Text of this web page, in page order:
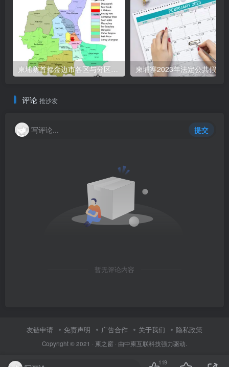
柬埔寨2023年法定公共假期
评论 抢沙发
写评论... 提交
暂无评论内容
友链申请 免责声明 广告合作 关于我们 隐私政策
Copyright © 2021 · 柬之窗 · 由中柬互联科技强力驱动.
119